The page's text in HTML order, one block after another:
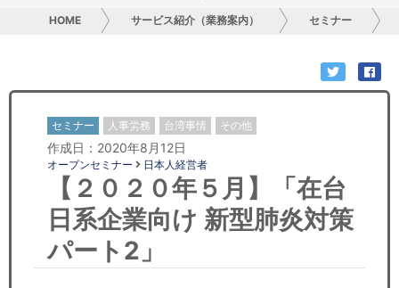
お問い合わせ
日本人にPR
コンサルティング
リサーチ
セミナー
HOME サービス紹介（業務案内） セミナー
セミナー 人事労務 台湾事情 その他
作成日：2020年8月12日
オープンセミナー 日本人経営者
【２０２０年５月】「在台
日系企業向け 新型肺炎対策
パート2」